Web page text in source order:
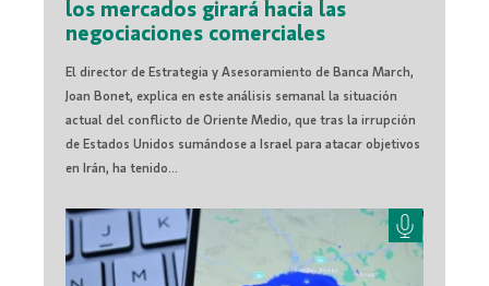
los mercados girará hacia las
negociaciones comerciales
El director de Estrategia y Asesoramiento de Banca March,
Joan Bonet, explica en este análisis semanal la situación
actual del conflicto de Oriente Medio, que tras la irrupción
de Estados Unidos sumándose a Israel para atacar objetivos
en Irán, ha tenido...